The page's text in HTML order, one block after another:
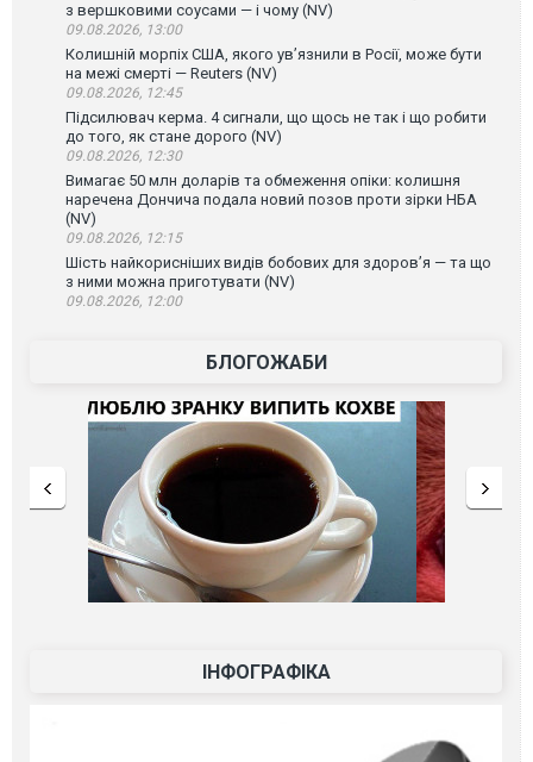
з вершковими соусами — і чому (NV)
09.08.2026, 13:00
Колишній морпіх США, якого ув’язнили в Росії, може бути
на межі смерті — Reuters (NV)
09.08.2026, 12:45
Підсилювач керма. 4 сигнали, що щось не так і що робити
до того, як стане дорого (NV)
09.08.2026, 12:30
Вимагає 50 млн доларів та обмеження опіки: колишня
наречена Дончича подала новий позов проти зірки НБА
(NV)
09.08.2026, 12:15
Шість найкорисніших видів бобових для здоров’я — та що
з ними можна приготувати (NV)
09.08.2026, 12:00
БЛОГОЖАБИ
ІНФОГРАФІКА